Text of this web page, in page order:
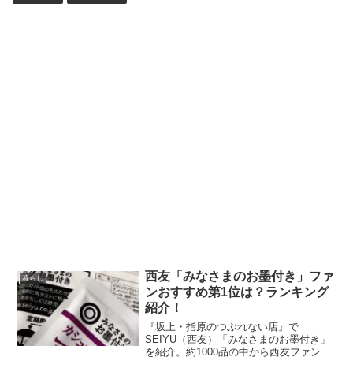
暮らし
西友「みなさまのお墨付き」ファ
ンおすすめ第1位は？ランキング
紹介！
『坂上・指原のつぶれない店』で
SEIYU（西友）「みなさまのお墨付き」
を紹介。約1000品の中から西友ファンが